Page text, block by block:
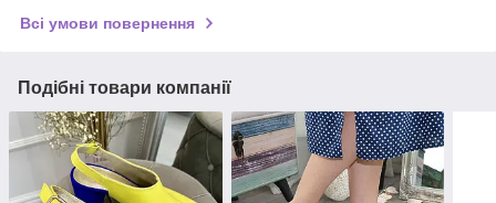
Всі умови повернення
Подібні товари компанії